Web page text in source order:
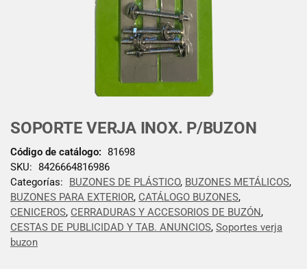
SOPORTE VERJA INOX. P/BUZON
Código de catálogo: 81698
SKU: 8426664816986
Categorías:
BUZONES DE PLÁSTICO, BUZONES METÁLICOS,
BUZONES PARA EXTERIOR, CATÁLOGO BUZONES,
CENICEROS, CERRADURAS Y ACCESORIOS DE BUZÓN,
CESTAS DE PUBLICIDAD Y TAB. ANUNCIOS, Soportes verja
buzon